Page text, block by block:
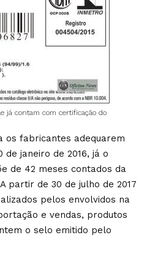
já contam com certificação do
os fabricantes adequarem
janeiro de 2016, já o
de 42 meses contados da
partir de 30 de julho de 2017
pelos envolvidos na
e vendas, produtos
o selo emitido pelo